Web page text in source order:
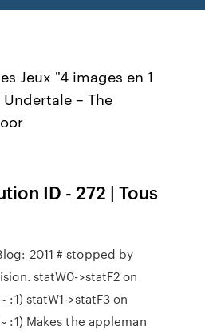
Jeux "4 images en 1
Undertale – The
ID - 272 | Tous
2011 # stopped by
statW0->statF2 on
:1) statW1->statF3 on
:1) Makes the appleman